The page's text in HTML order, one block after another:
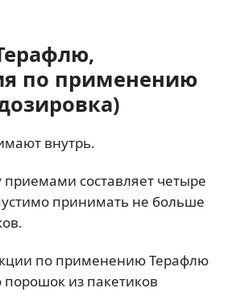
по применению
внутрь.
составляет четыре
принимать не больше
по применению Терафлю
из пакетиков